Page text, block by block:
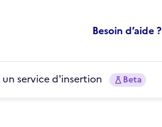
Besoin d’aide ?
un service d'insertion Beta